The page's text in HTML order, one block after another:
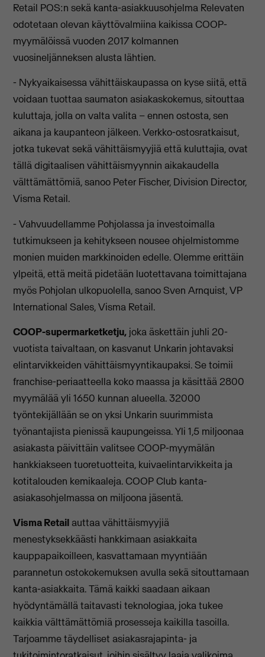
Retail POS:n sekä kanta-asiakkuusohjelma Relevaten
odotetaan olevan käyttövalmiina kaikissa COOP-
myymälöissä vuoden 2017 kolmannen
vuosineljänneksen alusta lähtien.
- Nykyaikaisessa vähittäiskaupassa on kyse siitä, että
voidaan tuottaa saumaton asiakaskokemus, sitouttaa
kuluttaja, jolla on valta valita – ennen ostosta, sen
aikana ja kaupanteon jälkeen. Verkko-ostosratkaisut,
jotka tukevat sekä vähittäismyyjiä että kuluttajia, ovat
tällä digitaalisen vähittäismyynnin aikakaudella
välttämättömiä, sanoo Peter Fischer, Division Director,
Visma Retail.
- Vahvuudellamme Pohjolassa ja investoimalla
tutkimukseen ja kehitykseen nousee ohjelmistomme
monien muiden markkinoiden edelle. Olemme erittäin
ylpeitä, että meitä pidetään luotettavana toimittajana
myös Pohjolan ulkopuolella, sanoo Sven Arnquist, VP
International Sales, Visma Retail.
COOP-supermarketketju, joka äskettäin juhli 20-
vuotista taivaltaan, on kasvanut Unkarin johtavaksi
elintarvikkeiden vähittäismyyntikaupaksi. Se toimii
franchise-periaatteella koko maassa ja käsittää 2800
myymälää yli 1650 kunnan alueella. 32000
työntekijällään se on yksi Unkarin suurimmista
työnantajista pienissä kaupungeissa. Yli 1,5 miljoonaa
asiakasta päivittäin valitsee COOP-myymälän
hankkiakseen tuoretuotteita, kuivaelintarvikkeita ja
kotitalouden kemikaaleja. COOP Club kanta-
asiakasohjelmassa on miljoona jäsentä.
Visma Retailauttaa vähittäismyyjiä
menestyksekkäästi hankkimaan asiakkaita
kauppapaikoilleen, kasvattamaan myyntiään
parannetun ostokokemuksen avulla sekä sitouttamaan
kanta-asiakkaita. Tämä kaikki saadaan aikaan
hyödyntämällä taitavasti teknologiaa, joka tukee
kaikkia välttämättömiä prosesseja kaikilla tasoilla.
Tarjoamme täydelliset asiakasrajapinta- ja